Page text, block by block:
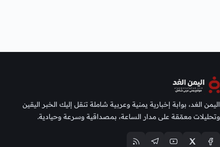
اليمن الغد، بوابة إخبارية يمنية وعربية شاملة تنقل إليك الخبر اليقين
وتحليلات معمّقة على مدار الساعة، بمصداقية وسرعة وحيادية.